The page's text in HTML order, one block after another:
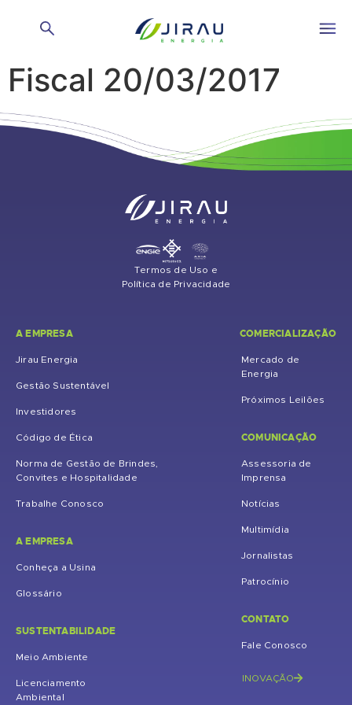
Reunião do Conselho
Fiscal 20/03/2017
Termos de Uso e
Política de Privacidade
A EMPRESA
Jirau Energia
Gestão Sustentável
Investidores
Código de Ética
Norma de Gestão de Brindes,
Convites e Hospitalidade
Trabalhe Conosco
A EMPRESA
Conheça a Usina
Glossário
SUSTENTABILIDADE
Meio Ambiente
Licenciamento
Ambiental
COMERCIALIZAÇÃO
Mercado de
Energia
Próximos Leilões
COMUNICAÇÃO
Assessoria de
Imprensa
Notícias
Multimídia
Jornalistas
Patrocínio
CONTATO
Fale Conosco
INOVAÇÃO